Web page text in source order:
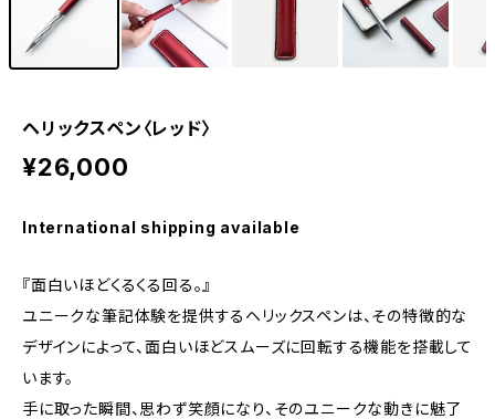
ヘリックスペン〈レッド〉
¥26,000
International shipping available
『面白いほどくるくる回る。』
ユニークな筆記体験を提供するヘリックスペンは、その特徴的な
デザインによって、面白いほどスムーズに回転する機能を搭載して
います。
手に取った瞬間、思わず笑顔になり、そのユニークな動きに魅了